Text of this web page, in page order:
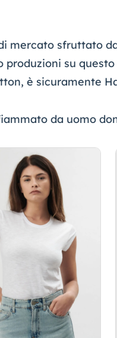
mercato sfruttato
su
è sicuramente
da uomo